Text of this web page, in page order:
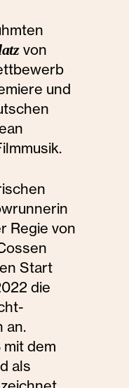
von
und
Regie von
Start
die
an.
dem
als